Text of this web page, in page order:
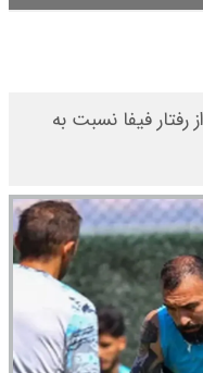
چقدر تمام می شود؟
دهند
مسعود پزشکیان دیدار
کشور و تعامل
خارجی گفتگو شد
رفتار فیفا نسبت به